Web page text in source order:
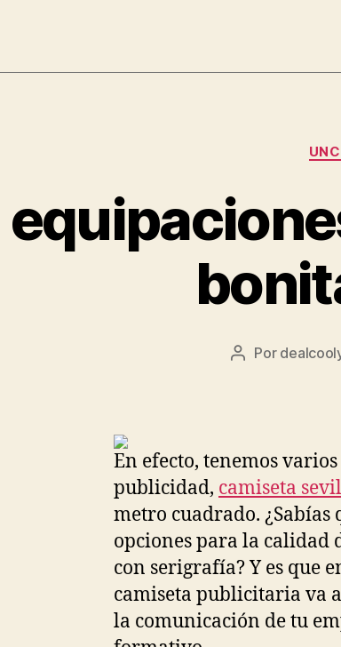
Autor
Por
En efecto, tenemos
publicidad, camiseta
metro cuadrado.
opciones para la calidad
con serigrafía? Y es que
camiseta publicitaria va
la comunicación de tu